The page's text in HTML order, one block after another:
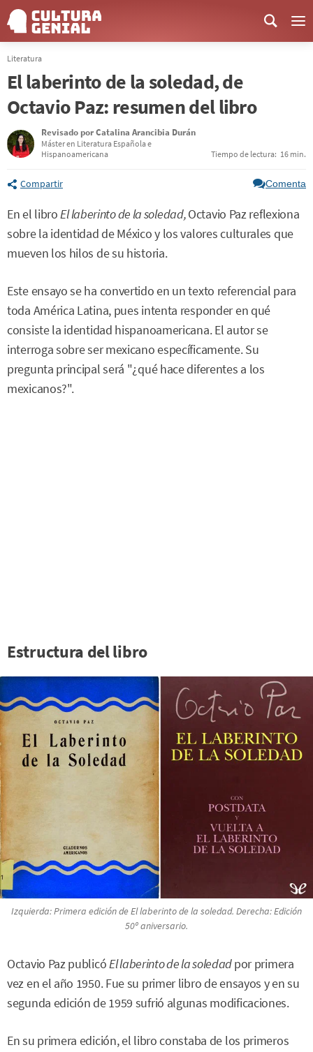
Literatura
El laberinto de la soledad, de
Octavio Paz: resumen del libro
Revisado porCatalina Arancibia Durán
Máster en Literatura Española e
Hispanoamericana
Tiempo de lectura: 16 min.
Compartir Comenta
En el libroEl laberinto de la soledad,Octavio Paz reflexiona
sobre la identidad de México y los valores culturales que
mueven los hilos de su historia.
Este ensayo se ha convertido en un texto referencial para
toda América Latina, pues intenta responder en qué
consiste la identidad hispanoamericana. El autor se
interroga sobre ser mexicano específicamente. Su
pregunta principal será "¿qué hace diferentes a los
mexicanos?".
Estructura del libro
Izquierda: Primera edición deEl laberinto de la soledad. Derecha: Edición
50º aniversario.
Octavio Paz publicóEl laberinto de la soledadpor primera
vez en el año 1950. Fue su primer libro de ensayos y en su
segunda edición de 1959 sufrió algunas modificaciones.
En su primera edición, el libro constaba de los primeros